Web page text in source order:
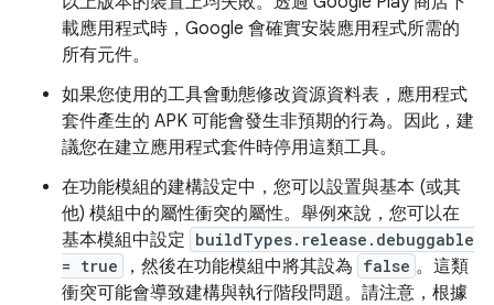
載應用程式時，Google 會確實安裝應用程式所需的
所有元件。
如果您使用的工具會動態修改資源資料表，應用程式
套件產生的 APK 可能會發生非預期的行為。因此，建
議您在建立應用程式套件時停用這類工具。
在功能模組的建構設定中，您可以設置與基本 (或其
他) 模組中的屬性衝突的屬性。舉例來說，您可以在
基本模組中設定 buildTypes.release.debuggable
= true
，然後在功能模組中將其設為 false 。這類
衝突可能會導致建構與執行階段問題。請注意，根據